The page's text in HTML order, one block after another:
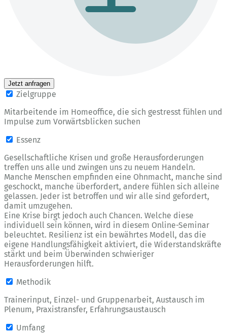
Jetzt anfragen
Zielgruppe
Mitarbeitende im Homeoffice, die sich gestresst fühlen und
Impulse zum Vorwärtsblicken suchen
Essenz
Gesellschaftliche Krisen und große Herausforderungen
treffen uns alle und zwingen uns zu neuem Handeln.
Manche Menschen empfinden eine Ohnmacht, manche sind
geschockt, manche überfordert, andere fühlen sich alleine
gelassen. Jeder ist betroffen und wir alle sind gefordert,
damit umzugehen.
Eine Krise birgt jedoch auch Chancen. Welche diese
individuell sein können, wird in diesem Online-Seminar
beleuchtet. Resilienz ist ein bewährtes Modell, das die
eigene Handlungsfähigkeit aktiviert, die Widerstandskräfte
stärkt und beim Überwinden schwieriger
Herausforderungen hilft.
Methodik
Trainerinput, Einzel- und Gruppenarbeit, Austausch im
Plenum, Praxistransfer, Erfahrungsaustausch
Umfang